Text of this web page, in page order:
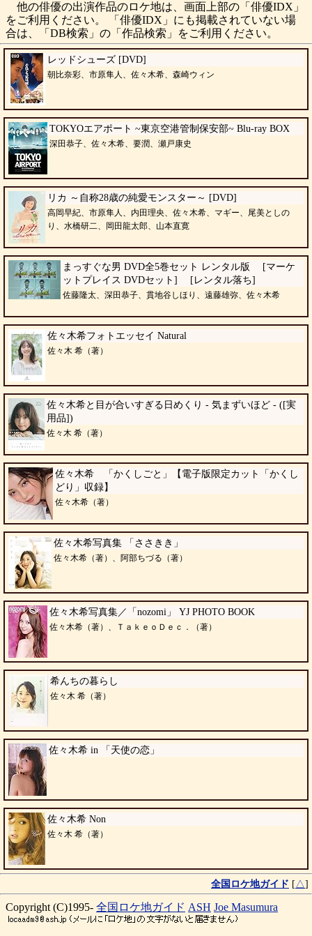
他の俳優の出演作品のロケ地は、画面上部の「俳優IDX」
をご利用ください。 「俳優IDX」にも掲載されていない場
合は、「DB検索」の「作品検索」をご利用ください。
レッドシューズ [DVD]
朝比奈彩、市原隼人、佐々木希、森崎ウィン
TOKYOエアポート ~東京空港管制保安部~ Blu-ray BOX
深田恭子、佐々木希、要潤、瀬戸康史
リカ ～自称28歳の純愛モンスター～ [DVD]
高岡早紀、市原隼人、内田理央、佐々木希、マギー、尾美としの
り、水橋研二、岡田龍太郎、山本直寛
まっすぐな男 DVD全5巻セット レンタル版 [マーケ
ットプレイス DVDセット] [レンタル落ち]
佐藤隆太、深田恭子、貫地谷しほり、遠藤雄弥、佐々木希
佐々木希フォトエッセイ Natural
佐々木 希（著）
佐々木希と目が合いすぎる日めくり - 気まずいほど - ([実
用品])
佐々木 希（著）
佐々木希 「かくしごと」【電子版限定カット「かくし
どり」収録】
佐々木希（著）
佐々木希写真集 「ささきき」
佐々木希（著）、阿部ちづる（著）
佐々木希写真集／「nozomi」 YJ PHOTO BOOK
佐々木希（著）、ＴａｋｅｏＤｅｃ．（著）
希んちの暮らし
佐々木 希（著）
佐々木希 in 「天使の恋」
佐々木希 Non
佐々木 希（著）
全国ロケ地ガイド [△]
Copyright (C)1995- 全国ロケ地ガイド ASH Joe Masumura